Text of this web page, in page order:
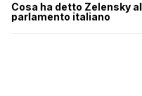
Cosa ha detto Zelensky al
parlamento italiano